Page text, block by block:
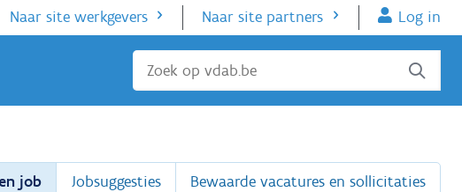
Naar site werkgevers Naar site partners Log in
Sluiten
job Jobsuggesties Bewaarde vacatures en sollicitaties